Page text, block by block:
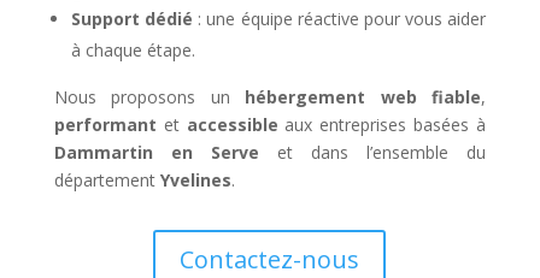
Support dédié : une équipe réactive pour vous aider
à chaque étape.
Nous proposons un hébergement web fiable,
performant et accessible aux entreprises basées à
Dammartin en Serve et dans l’ensemble du
département Yvelines.
Contactez-nous